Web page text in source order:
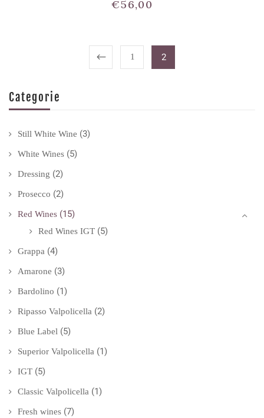
Categorie
Still White Wine (3)
White Wines (5)
Dressing (2)
Prosecco (2)
Red Wines (15)
Red Wines IGT (5)
Grappa (4)
Amarone (3)
Bardolino (1)
Ripasso Valpolicella (2)
Blue Label (5)
Superior Valpolicella (1)
IGT (5)
Classic Valpolicella (1)
Fresh wines (7)
€56,00
1 2